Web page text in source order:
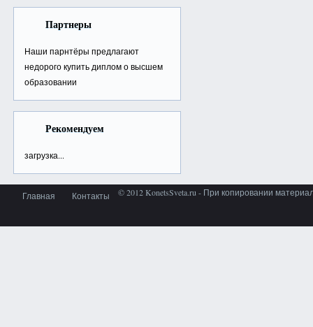
Партнеры
Наши парнтёры предлагают
недорогокупить диплом о высшем
образовании
Рекомендуем
загрузка...
Главная Контакты © 2012 KonetsSveta.ru - При копировании